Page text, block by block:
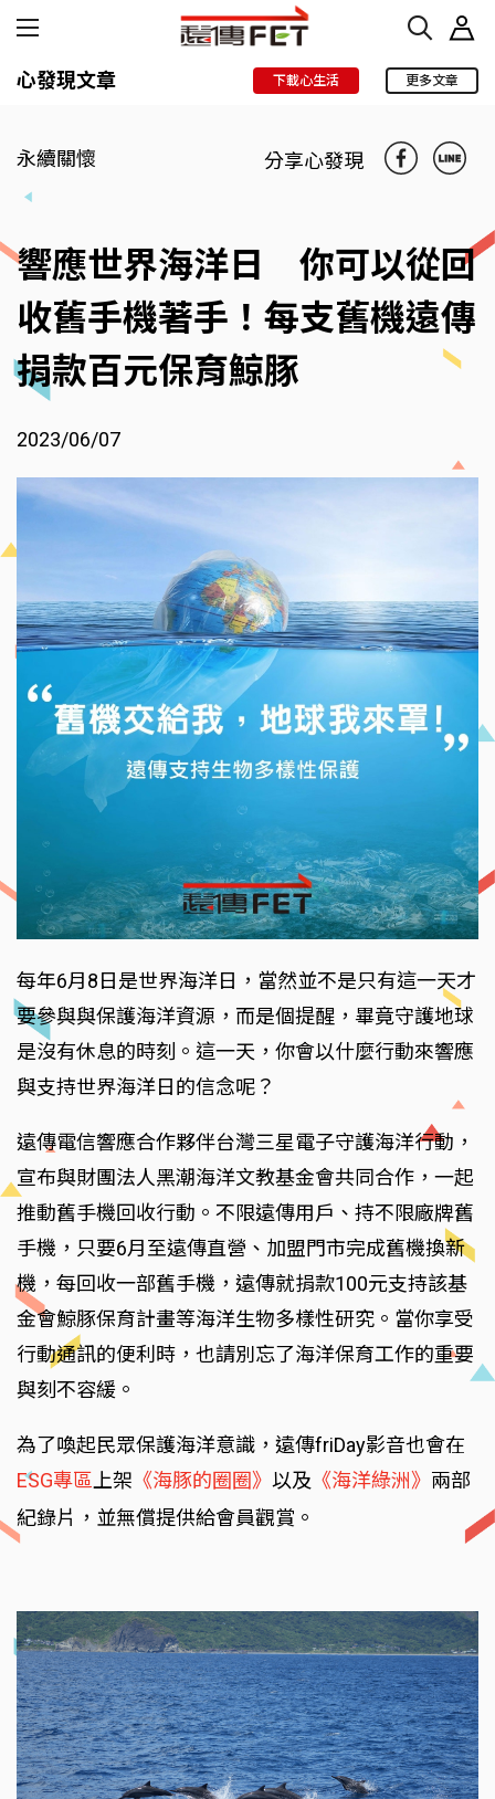
心發現文章 下載心生活 更多文章
永續關懷 分享心發現
響應世界海洋日 你可以從回
收舊手機著手！每支舊機遠傳
捐款百元保育鯨豚
2023/06/07
每年6月8日是世界海洋日，當然並不是只有這一天才
要參與與保護海洋資源，而是個提醒，畢竟守護地球
是沒有休息的時刻。這一天，你會以什麼行動來響應
與支持世界海洋日的信念呢？
遠傳電信響應合作夥伴台灣三星電子守護海洋行動，
宣布與財團法人黑潮海洋文教基金會共同合作，一起
推動舊手機回收行動。不限遠傳用戶、持不限廠牌舊
手機，只要6月至遠傳直營、加盟門市完成舊機換新
機，每回收一部舊手機，遠傳就捐款100元支持該基
金會鯨豚保育計畫等海洋生物多樣性研究。當你享受
行動通訊的便利時，也請別忘了海洋保育工作的重要
與刻不容緩。
為了喚起民眾保護海洋意識，遠傳friDay影音也會在
ESG專區 上架 《海豚的圈圈》 以及 《海洋綠洲》 兩部
紀錄片，並無償提供給會員觀賞。